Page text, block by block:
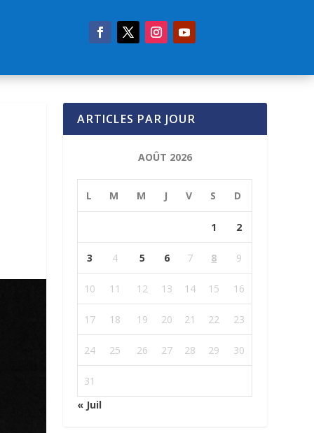
ARTICLES PAR JOUR
AOÛT 2026
L M M J V S D
1 2
3 4 5 6 7 8 9
10 11 12 13 14 15 16
17 18 19 20 21 22 23
24 25 26 27 28 29 30
31
« Juil